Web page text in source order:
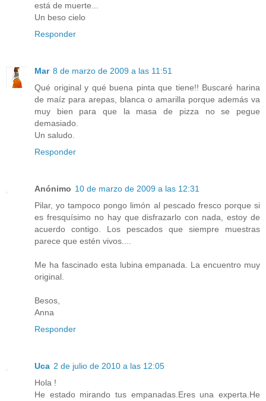
está de muerte...
Un beso cielo
Responder
Mar 8 de marzo de 2009 a las 11:51
Qué original y qué buena pinta que tiene!! Buscaré harina
de maíz para arepas, blanca o amarilla porque además va
muy bien para que la masa de pizza no se pegue
demasiado.
Un saludo.
Responder
Anónimo 10 de marzo de 2009 a las 12:31
Pilar, yo tampoco pongo limón al pescado fresco porque si
es fresquísimo no hay que disfrazarlo con nada, estoy de
acuerdo contigo. Los pescados que siempre muestras
parece que estén vivos....
Me ha fascinado esta lubina empanada. La encuentro muy
original.
Besos,
Anna
Responder
Uca 2 de julio de 2010 a las 12:05
Hola !
He estado mirando tus empanadas.Eres una experta.He